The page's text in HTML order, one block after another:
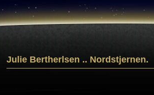
Julie Bertherlsen .. Nordstjernen.